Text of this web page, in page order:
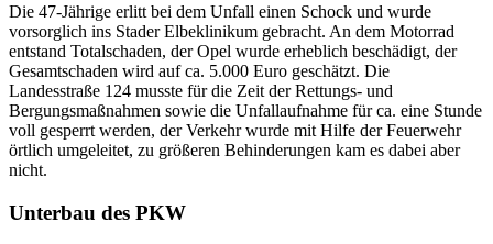
Die 47-Jährige erlitt bei dem Unfall einen Schock und wurde
vorsorglich ins Stader Elbeklinikum gebracht. An dem Motorrad
entstand Totalschaden, der Opel wurde erheblich beschädigt, der
Gesamtschaden wird auf ca. 5.000 Euro geschätzt. Die
Landesstraße 124 musste für die Zeit der Rettungs- und
Bergungsmaßnahmen sowie die Unfallaufnahme für ca. eine Stunde
voll gesperrt werden, der Verkehr wurde mit Hilfe der Feuerwehr
örtlich umgeleitet, zu größeren Behinderungen kam es dabei aber
nicht.
Unterbau des PKW